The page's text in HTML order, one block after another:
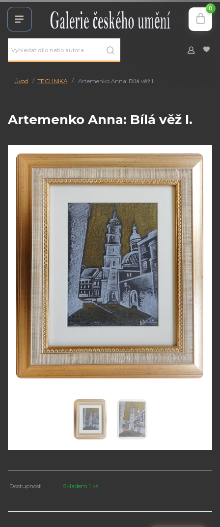
0
Úvod TECHNIKA Artemenko Anna: Bílá věž I.
Artemenko Anna: Bílá věž I.
Dostupnost Skladem 1 ks